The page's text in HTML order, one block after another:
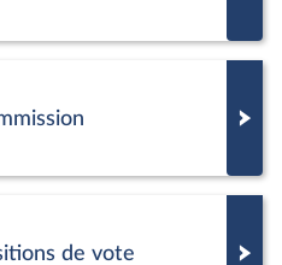
de vote